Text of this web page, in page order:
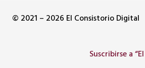
© 2021 – 2026 El Consistorio Digital
Suscribirse a